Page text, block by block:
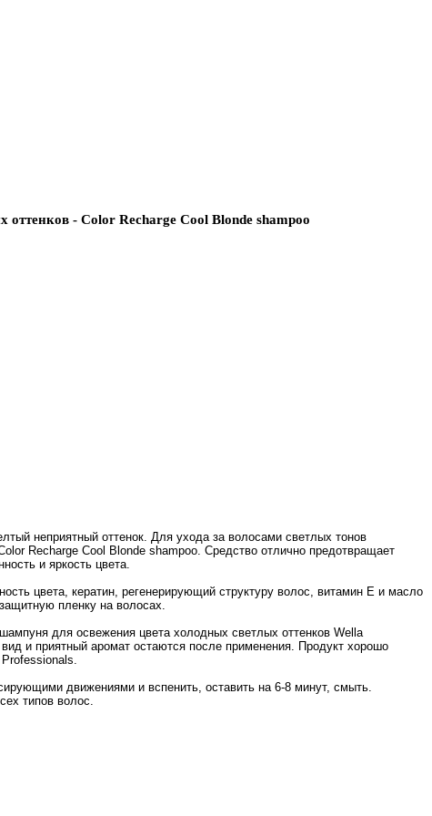
- Color Recharge Cool Blonde shampoo
неприятный оттенок. Для ухода за волосами светлых тонов
Recharge Cool Blonde shampoo. Средство отлично предотвращает
и яркость цвета.
цвета, кератин, регенерирующий структуру волос, витамин Е и масло
пленку на волосах.
для освежения цвета холодных светлых оттенков Wella
и приятный аромат остаются после применения. Продукт хорошо
движениями и вспенить, оставить на 6-8 минут, смыть.
типов волос.